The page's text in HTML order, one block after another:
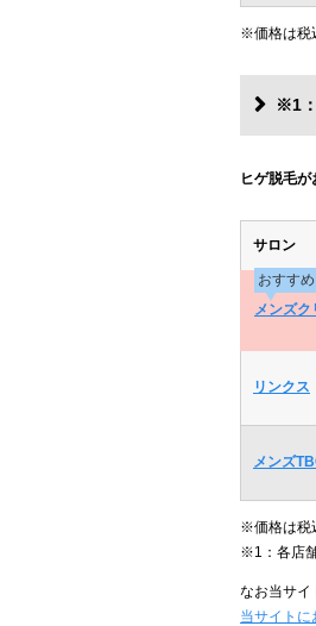
※価格は税
※1
ヒゲ脱毛
サロン
おすすめ
メンズク
リンクス
メンズ
※価格は税
※1：各店
なお当サイ
当サイトに